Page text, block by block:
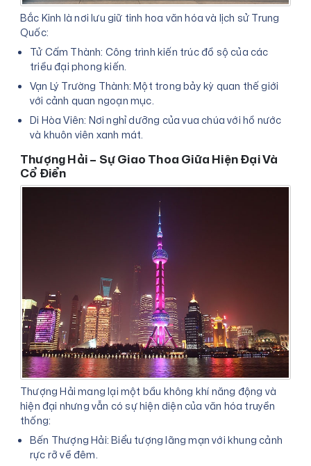
Bắc Kinh là nơi lưu giữ tinh hoa văn hóa và lịch sử Trung
Quốc:
Tử Cấm Thành: Công trình kiến trúc đồ sộ của các
triều đại phong kiến.
Vạn Lý Trường Thành: Một trong bảy kỳ quan thế giới
với cảnh quan ngoạn mục.
Di Hòa Viên: Nơi nghỉ dưỡng của vua chúa với hồ nước
và khuôn viên xanh mát.
Thượng Hải – Sự Giao Thoa Giữa Hiện Đại Và
Cổ Điển
Thượng Hải mang lại một bầu không khí năng động và
hiện đại nhưng vẫn có sự hiện diện của văn hóa truyền
thống:
Bến Thượng Hải: Biểu tượng lãng mạn với khung cảnh
rực rỡ về đêm.